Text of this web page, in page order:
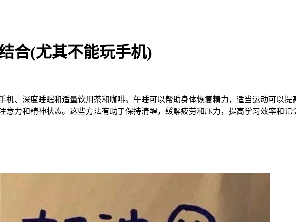
合(尤其不能玩手机)
、深度睡眠和适量饮用茶和咖啡。午睡可以帮助身体恢复精力，适当运动可以
力和精神状态。这些方法有助于保持清醒，缓解疲劳和压力，提高学习效率和记